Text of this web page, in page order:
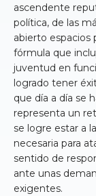
ascendente
política, de las
abierto espacios
fórmula que
juventud en
logrado tener
que día a día se
representa un
se logre estar a
necesaria para
sentido de
ante unas
exigentes.